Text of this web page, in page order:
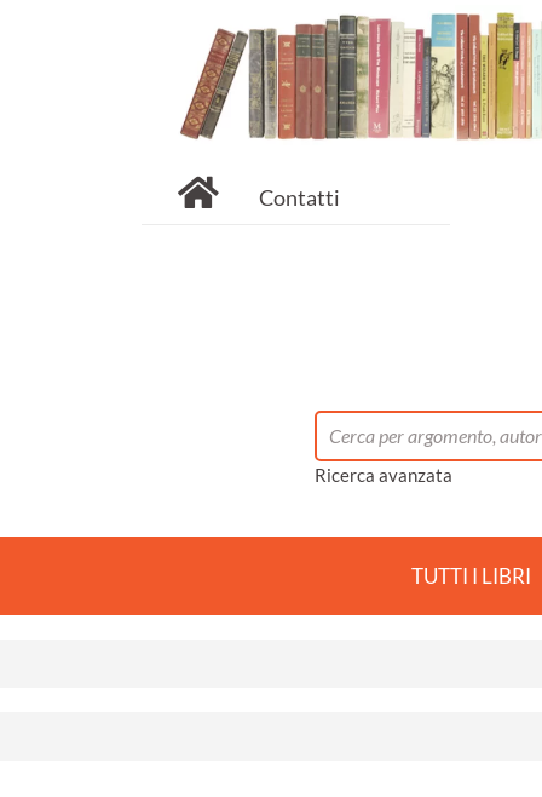
Contatti
Ricerca avanzata
TUTTI I LIBRI